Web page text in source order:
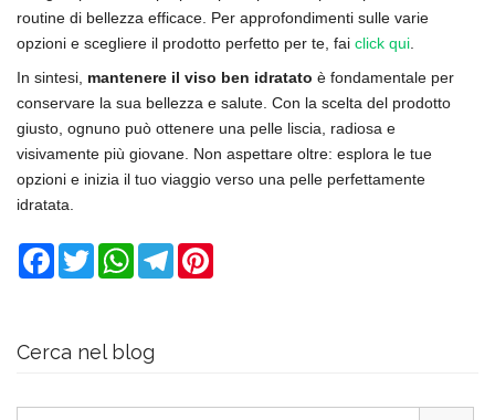
Cerca nel blog
routine di bellezza efficace. Per approfondimenti sulle varie
opzioni e scegliere il prodotto perfetto per te, fai click qui.
In sintesi, mantenere il viso ben idratato è fondamentale per
conservare la sua bellezza e salute. Con la scelta del prodotto
giusto, ognuno può ottenere una pelle liscia, radiosa e
visivamente più giovane. Non aspettare oltre: esplora le tue
opzioni e inizia il tuo viaggio verso una pelle perfettamente
idratata.
Facebook
TwitterWhatsAppTelegram